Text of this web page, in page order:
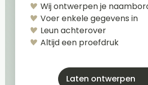
Wij ontwerpen je
Voer enkele gegevens in
Leun achterover
Altijd een proefdruk
Laten ontwerpen